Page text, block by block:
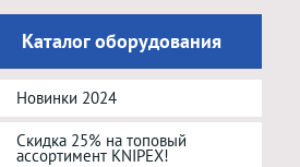
Каталог оборудования
Новинки 2024
Скидка 25% на топовый
ассортимент KNIPEX!